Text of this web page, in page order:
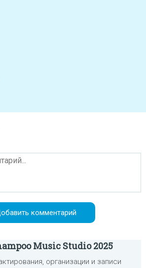
Music Studio 2025
организации и записи